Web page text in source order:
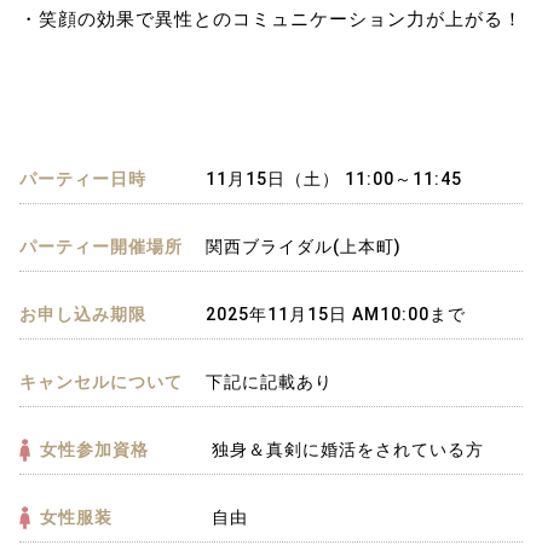
・笑顔の効果で異性とのコミュニケーション力が上がる！
パーティー日時 11月15日（土） 11:00～11:45
パーティー開催場所 関西ブライダル(上本町)
お申し込み期限 2025年11月15日 AM10:00まで
キャンセルについて 下記に記載あり
女性参加資格 独身＆真剣に婚活をされている方
女性服装 自由